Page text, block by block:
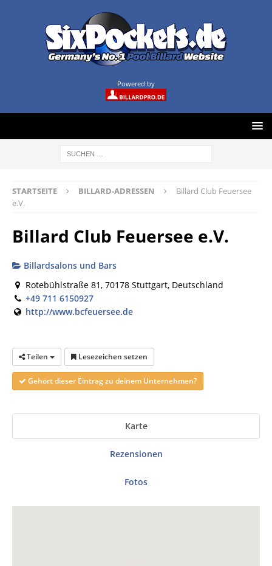
Powered by
STARTSEITE BILLARD-ADRESSEN
Billard Club Feuersee
e.V.
Billard Club Feuersee e.V.
Billardsalons und Bars
Rotebühlstraße 81, 70178 Stuttgart, Deutschland
+49 711 6150927
http://www.bcfeuersee.de
Teilen Lesezeichen setzen
Gehört dieser Eintrag zu deinem Unternehmen?
Karte
Rezensionen
Fotos